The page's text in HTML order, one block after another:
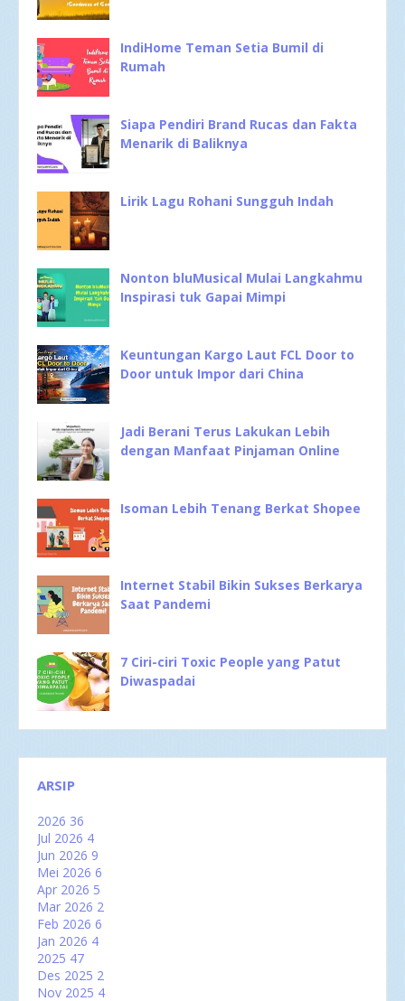
IndiHome Teman Setia Bumil di
Rumah
Siapa Pendiri Brand Rucas dan Fakta
Menarik di Baliknya
Lirik Lagu Rohani Sungguh Indah
Nonton bluMusical Mulai Langkahmu
Inspirasi tuk Gapai Mimpi
Keuntungan Kargo Laut FCL Door to
Door untuk Impor dari China
Jadi Berani Terus Lakukan Lebih
dengan Manfaat Pinjaman Online
Isoman Lebih Tenang Berkat Shopee
Internet Stabil Bikin Sukses Berkarya
Saat Pandemi
7 Ciri-ciri Toxic People yang Patut
Diwaspadai
ARSIP
2026 36
Jul 2026 4
Jun 2026 9
Mei 2026 6
Apr 2026 5
Mar 2026 2
Feb 2026 6
Jan 2026 4
2025 47
Des 2025 2
Nov 2025 4